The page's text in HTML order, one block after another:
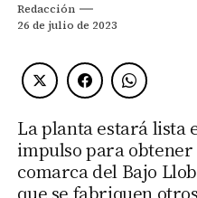
Redacción
26 de julio de 2023
La planta estará lista
impulso para obtener
comarca del Bajo